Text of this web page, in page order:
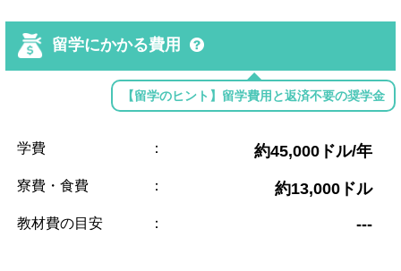
留学にかかる費用
【留学のヒント】留学費用と返済不要の奨学金
学費 ： 約45,000ドル/年
寮費・食費 ： 約13,000ドル
教材費の目安 ： ---